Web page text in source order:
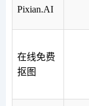
Pixian.AI
在线免费
抠图